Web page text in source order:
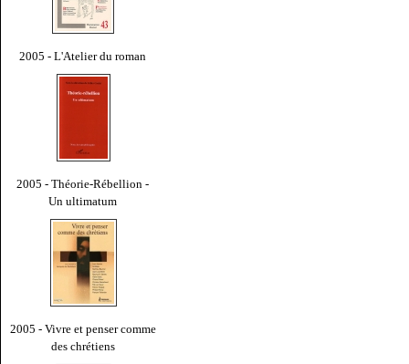
2005 - L'Atelier du roman
2005 - Théorie-Rébellion -
Un ultimatum
2005 - Vivre et penser comme
des chrétiens